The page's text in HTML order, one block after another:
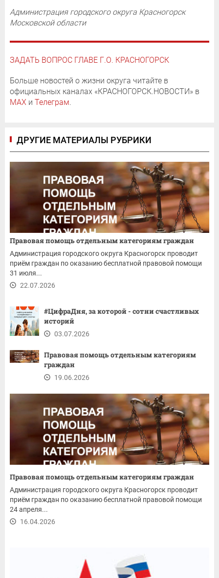
Администрация городского округа Красногорск
Московской области
ЗАДАТЬ ВОПРОС ГЛАВЕ Г.О. КРАСНОГОРСК
Больше новостей о жизни округа читайте в
официальных каналах «КРАСНОГОРСК.НОВОСТИ» в
MAX и Телеграм.
ДРУГИЕ МАТЕРИАЛЫ РУБРИКИ
Правовая помощь отдельным категориям граждан
Администрация городского округа Красногорск проводит
приём граждан по оказанию бесплатной правовой помощи
31 июля...
22.07.2026
#ЦифраДня, за которой - сотни счастливых
историй
03.07.2026
Правовая помощь отдельным категориям
граждан
19.06.2026
Правовая помощь отдельным категориям граждан
Администрация городского округа Красногорск проводит
приём граждан по оказанию бесплатной правовой помощи
24 апреля...
16.04.2026